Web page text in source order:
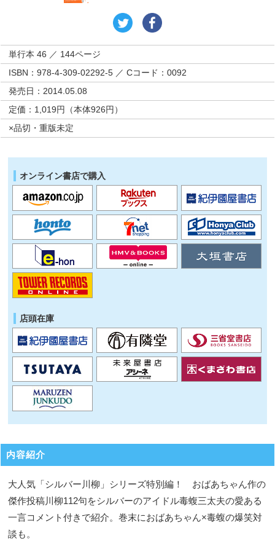
単行本 46 ／ 144ページ
ISBN：978-4-309-02292-5 ／ Cコード：0092
発売日：2014.05.08
定価：1,019円（本体926円）
×品切・重版未定
オンライン書店で購入
店頭在庫
内容紹介
大人気「シルバー川柳」シリーズ特別編！ おばあちゃん作の
傑作投稿川柳112句をシルバーのアイドル毒蝮三太夫の愛ある
一言コメント付きで紹介。巻末におばあちゃん×毒蝮の爆笑対
談も。